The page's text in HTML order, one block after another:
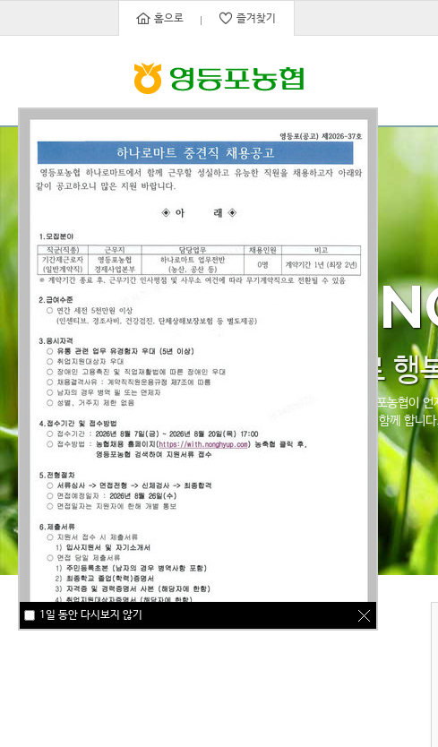
홈으로 즐겨찾기
농촌과 도시가 서로 행
농촌과 도시가 함께 자라고 행복해지도록 영등포농협이
행복으로 만드는 풍요로운 세상, 영등포농협이 함께 합니다.
1일 동안 다시보지 않기